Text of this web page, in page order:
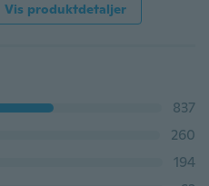
Vis produktdetaljer
837
260
194